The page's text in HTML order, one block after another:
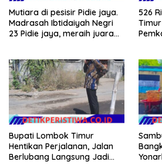
Mutiara di pesisir Pidie jaya.
Madrasah Ibtidaiyah Negri
23 Pidie jaya, meraih juara
526
Bupati Lombok Timur
Hentikan Perjalanan, Jalan
Berlubang Langsung Jadi